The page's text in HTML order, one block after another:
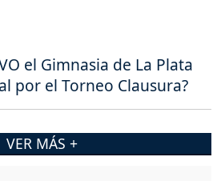
el Gimnasia de La Plata
por el Torneo Clausura?
VER MÁS +